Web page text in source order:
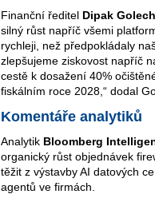
Finanční ředitel Dipak
silný růst napříč všemi
rychleji, než předpokládaly
zlepšujeme ziskovost napříč
cestě k dosažení 40%
fiskálním roce 2028,“ dodal
Komentáře analytiků
Analytik Bloomberg
organický růst objednávek
těžit z výstavby AI datových
agentů ve firmách.